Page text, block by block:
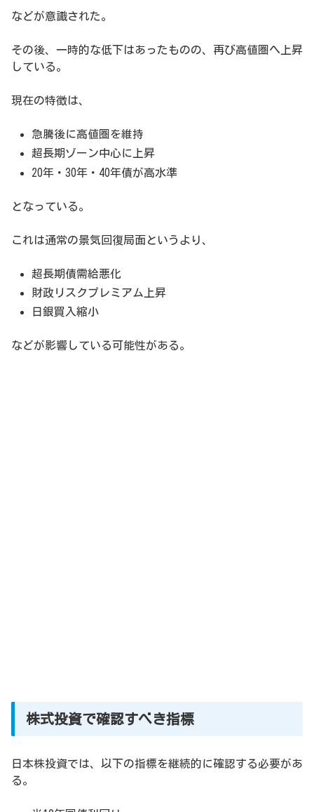
などが意識された。
その後、一時的な低下はあったものの、再び高値圏へ上昇
している。
現在の特徴は、
急騰後に高値圏を維持
超長期ゾーン中心に上昇
20年・30年・40年債が高水準
となっている。
これは通常の景気回復局面というより、
超長期債需給悪化
財政リスクプレミアム上昇
日銀買入縮小
などが影響している可能性がある。
株式投資で確認すべき指標
日本株投資では、以下の指標を継続的に確認する必要があ
る。